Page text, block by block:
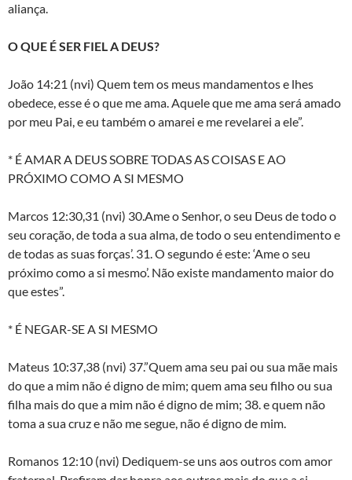
aliança.
O QUE É SER FIEL A DEUS?
João 14:21 (nvi) Quem tem os meus mandamentos e lhes
obedece, esse é o que me ama. Aquele que me ama será amado
por meu Pai, e eu também o amarei e me revelarei a ele”.
* É AMAR A DEUS SOBRE TODAS AS COISAS E AO
PRÓXIMO COMO A SI MESMO
Marcos 12:30,31 (nvi) 30.Ame o Senhor, o seu Deus de todo o
seu coração, de toda a sua alma, de todo o seu entendimento e
de todas as suas forças’. 31. O segundo é este: ‘Ame o seu
próximo como a si mesmo’. Não existe mandamento maior do
que estes”.
* É NEGAR-SE A SI MESMO
Mateus 10:37,38 (nvi) 37.”Quem ama seu pai ou sua mãe mais
do que a mim não é digno de mim; quem ama seu filho ou sua
filha mais do que a mim não é digno de mim; 38. e quem não
toma a sua cruz e não me segue, não é digno de mim.
Romanos 12:10 (nvi) Dediquem-se uns aos outros com amor